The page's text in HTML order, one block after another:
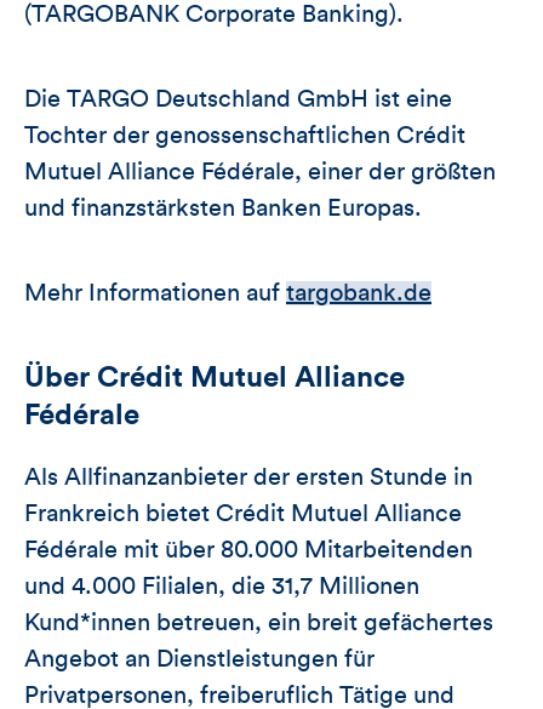
(TARGOBANK Corporate Banking).
Die TARGO Deutschland GmbH ist eine
Tochter der genossenschaftlichen Crédit
Mutuel Alliance Fédérale, einer der größten
und finanzstärksten Banken Europas.
Mehr Informationen auf targobank.de
Über Crédit Mutuel Alliance
Fédérale
Als Allfinanzanbieter der ersten Stunde in
Frankreich bietet Crédit Mutuel Alliance
Fédérale mit über 80.000 Mitarbeitenden
und 4.000 Filialen, die 31,7 Millionen
Kund*innen betreuen, ein breit gefächertes
Angebot an Dienstleistungen für
Privatpersonen, freiberuflich Tätige und